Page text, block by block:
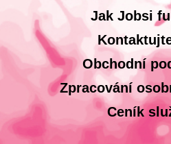
Jak Jobsi
Obchodní
Zpracování
Ceník